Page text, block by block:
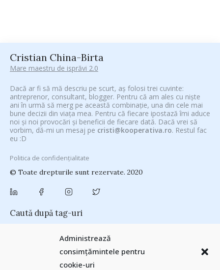
Administrează
consimțămintele pentru
cookie-uri
Cristian China-Birta
Mare maestru de isprăvi 2.0
Dacă ar fi să mă descriu pe scurt, aș folosi trei cuvinte:
antreprenor, consultant, blogger. Pentru că am ales cu niște
ani în urmă să merg pe această combinație, una din cele mai
bune decizii din viața mea. Pentru că fiecare ipostază îmi aduce
noi și noi provocări și beneficii de fiecare dată. Dacă vrei să
vorbim, dă-mi un mesaj pe cristi@kooperativa.ro. Restul fac
eu :D
Politica de confidențialitate
© Toate drepturile sunt rezervate. 2020
Caută după tag-uri
#PoateVăInteresează(94)#PrinThailandaMea
(28)antena 3(24)Antreprenoriat
Autenticitate
(24) basescu(43)